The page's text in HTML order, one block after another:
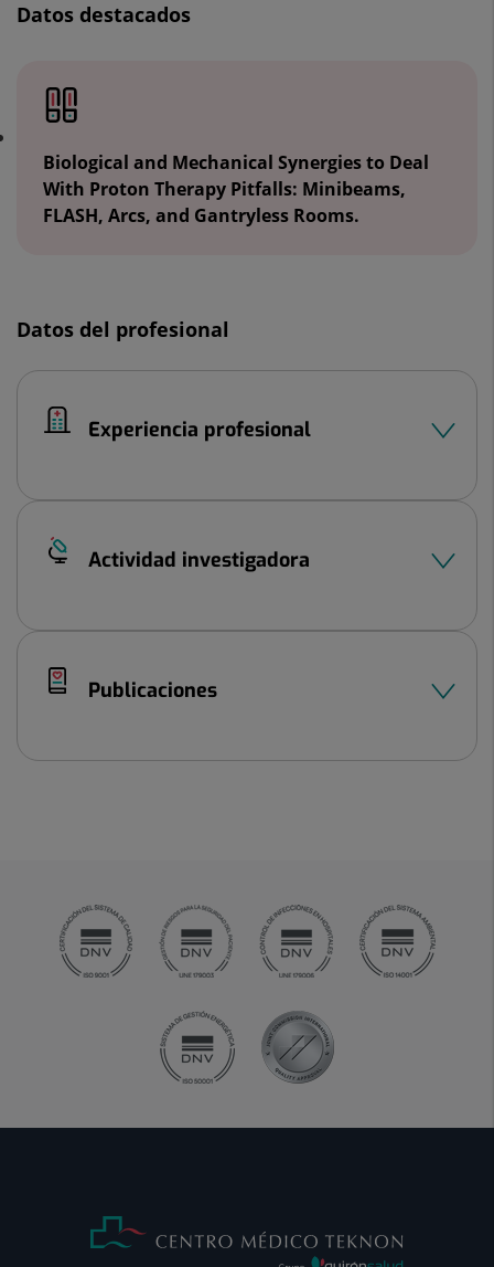
Datos destacados
Biological and Mechanical Synergies to Deal
With Proton Therapy Pitfalls: Minibeams,
FLASH, Arcs, and Gantryless Rooms.
Datos del profesional
Experiencia profesional
Actividad investigadora
Publicaciones